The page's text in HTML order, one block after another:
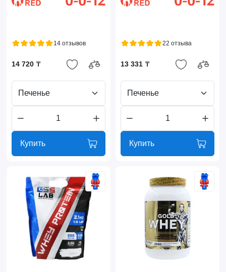
14 отзывов
14 720 ₸
Печенье
Купить
22 отзыва
13 331 ₸
Печенье
Купить